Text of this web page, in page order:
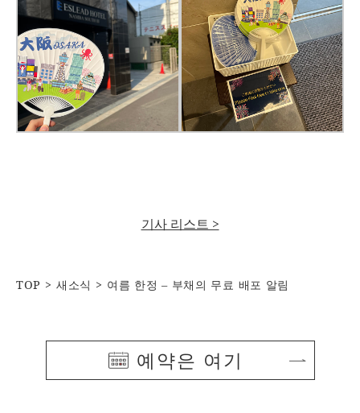
기사 리스트 >
TOP 새소식 여름 한정 – 부채의 무료 배포 알림
예약은 여기